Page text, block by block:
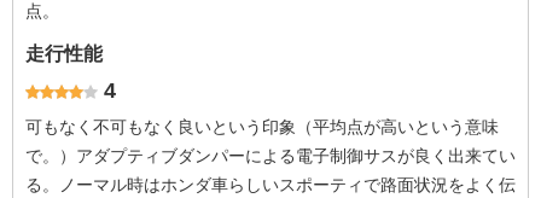
点。
走行性能
4
可もなく不可もなく良いという印象（平均点が高いという意味
で。）アダプティブダンパーによる電子制御サスが良く出来てい
る。ノーマル時はホンダ車らしいスポーティで路面状況をよく伝